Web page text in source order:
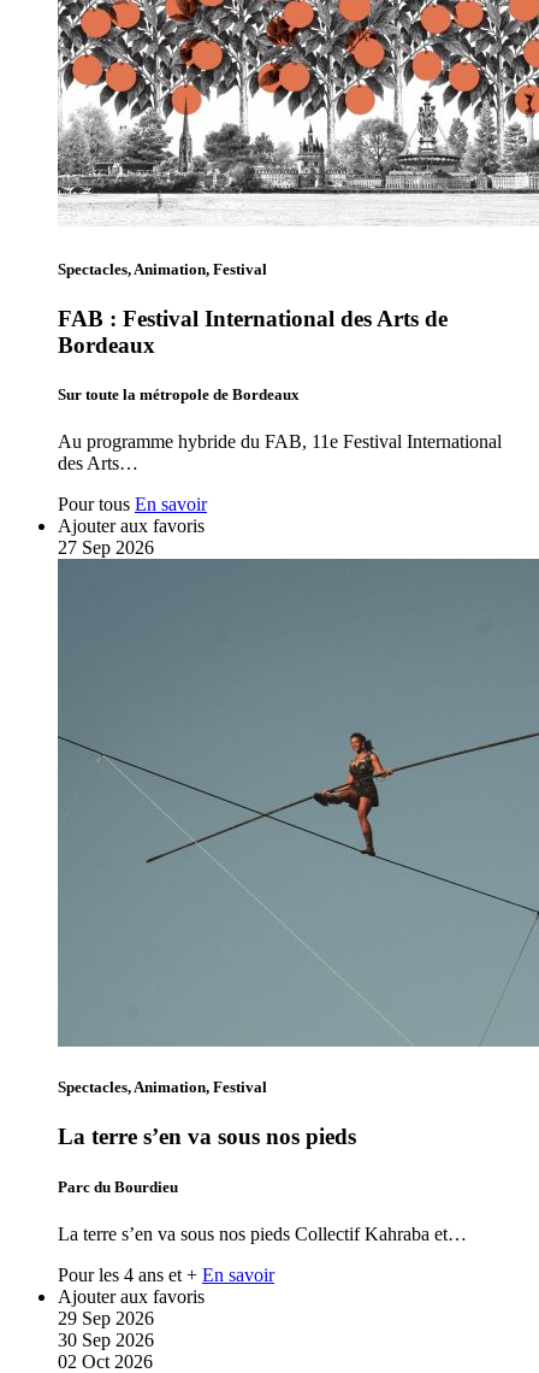
Spectacles, Animation, Festival
FAB : Festival International des Arts de
Bordeaux
Sur toute la métropole de Bordeaux
Au programme hybride du FAB, 11e Festival International
des Arts…
Pour tous En savoir
Ajouter aux favoris
27 Sep 2026
Spectacles, Animation, Festival
La terre s’en va sous nos pieds
Parc du Bourdieu
La terre s’en va sous nos pieds Collectif Kahraba et…
Pour les 4 ans et + En savoir
Ajouter aux favoris
29 Sep 2026
30 Sep 2026
02 Oct 2026